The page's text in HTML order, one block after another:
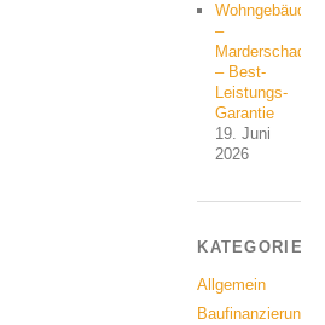
Wohngebäude
–
Marderschaden
– Best-
Leistungs-
Garantie
19. Juni
2026
KATEGORIEN
Allgemein
Baufinanzierung